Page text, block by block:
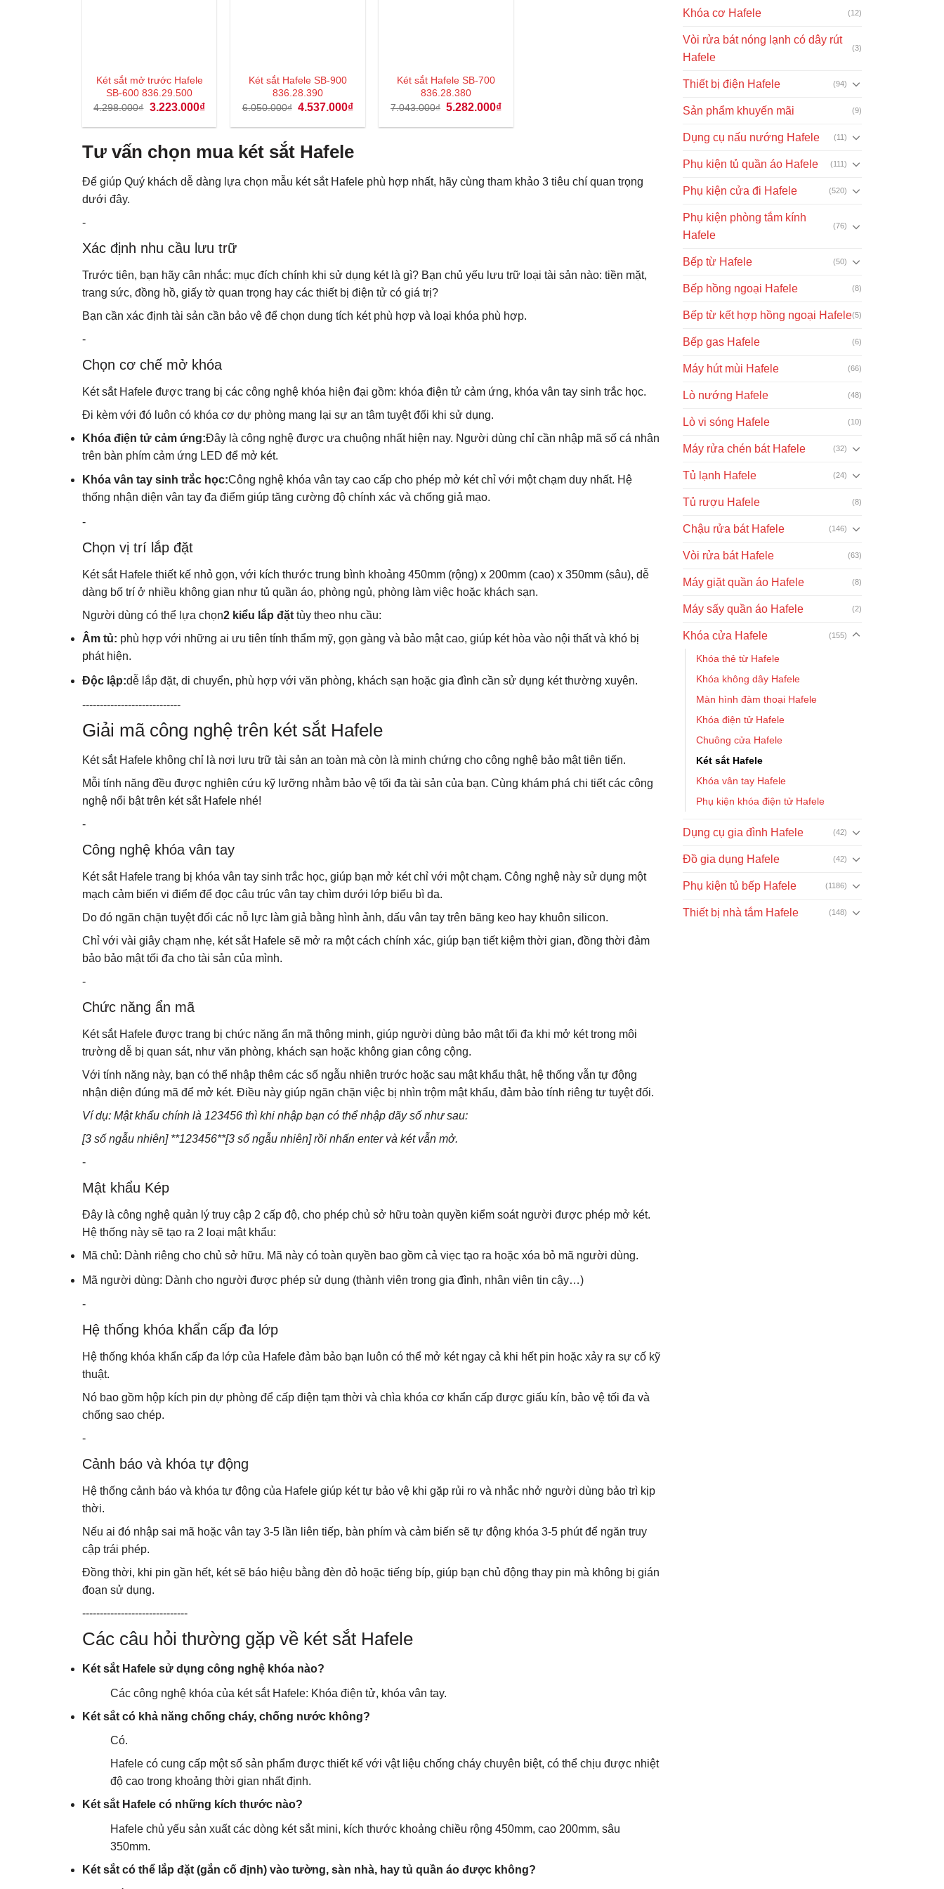
Két sắt mở trước Hafele
SB-600 836.29.500
4.298.000₫ Giá
là:
3.223.000₫Giá
tại
3.223.000₫.
Két sắt Hafele SB-900
836.28.390
6.050.000₫ Giá
là:
4.537.000₫Giá
tại
Két sắt Hafele SB-700
836.28.380
7.043.000₫ Giá
là:
5.282.000₫Giá
tại
Tư vấn chọn mua két sắt Hafele
Để giúp Quý khách dễ dàng lựa chọn mẫu két sắt Hafele phù hợp nhất, hãy cùng tham khảo 3 tiêu chí quan trọng
dưới đây.
-
Xác định nhu cầu lưu trữ
Trước tiên, bạn hãy cân nhắc: mục đích chính khi sử dụng két là gì? Bạn chủ yếu lưu trữ loại tài sản nào: tiền mặt,
trang sức, đồng hồ, giấy tờ quan trọng hay các thiết bị điện tử có giá trị?
Bạn cần xác định tài sản cần bảo vệ để chọn dung tích két phù hợp và loại khóa phù hợp.
-
Chọn cơ chế mở khóa
Két sắt Hafele được trang bị các công nghệ khóa hiện đại gồm: khóa điện tử cảm ứng, khóa vân tay sinh trắc học.
Đi kèm với đó luôn có khóa cơ dự phòng mang lại sự an tâm tuyệt đối khi sử dụng.
Khóa điện tử cảm ứng:Đây là công nghệ được ưa chuộng nhất hiện nay. Người dùng chỉ cần nhập mã số cá nhân
trên bàn phím cảm ứng LED để mở két.
Khóa vân tay sinh trắc học:Công nghệ khóa vân tay cao cấp cho phép mở két chỉ với một chạm duy nhất. Hệ
thống nhận diện vân tay đa điểm giúp tăng cường độ chính xác và chống giả mạo.
-
Chọn vị trí lắp đặt
Két sắt Hafele thiết kế nhỏ gọn, với kích thước trung bình khoảng 450mm (rộng) x 200mm (cao) x 350mm (sâu), dễ
dàng bố trí ở nhiều không gian như tủ quần áo, phòng ngủ, phòng làm việc hoặc khách sạn.
Người dùng có thể lựa chọn2 kiểu lắp đặt tùy theo nhu cầu:
Âm tủ: phù hợp với những ai ưu tiên tính thẩm mỹ, gọn gàng và bảo mật cao, giúp két hòa vào nội thất và khó bị
phát hiện.
Độc lập:dễ lắp đặt, di chuyển, phù hợp với văn phòng, khách sạn hoặc gia đình cần sử dụng két thường xuyên.
----------------------------
Giải mã công nghệ trên két sắt Hafele
Két sắt Hafele không chỉ là nơi lưu trữ tài sản an toàn mà còn là minh chứng cho công nghệ bảo mật tiên tiến.
Mỗi tính năng đều được nghiên cứu kỹ lưỡng nhằm bảo vệ tối đa tài sản của bạn. Cùng khám phá chi tiết các công
nghệ nổi bật trên két sắt Hafele nhé!
-
Công nghệ khóa vân tay
Két sắt Hafele trang bị khóa vân tay sinh trắc học, giúp bạn mở két chỉ với một chạm. Công nghệ này sử dụng một
mạch cảm biến vi điểm để đọc câu trúc vân tay chìm dưới lớp biểu bì da.
Do đó ngăn chặn tuyệt đối các nỗ lực làm giả bằng hình ảnh, dấu vân tay trên băng keo hay khuôn silicon.
Chỉ với vài giây chạm nhẹ, két sắt Hafele sẽ mở ra một cách chính xác, giúp bạn tiết kiệm thời gian, đồng thời đảm
bảo bảo mật tối đa cho tài sản của mình.
-
Chức năng ẩn mã
Két sắt Hafele được trang bị chức năng ẩn mã thông minh, giúp người dùng bảo mật tối đa khi mở két trong môi
trường dễ bị quan sát, như văn phòng, khách sạn hoặc không gian công cộng.
Với tính năng này, bạn có thể nhập thêm các số ngẫu nhiên trước hoặc sau mật khẩu thật, hệ thống vẫn tự động
nhận diện đúng mã để mở két. Điều này giúp ngăn chặn việc bị nhìn trộm mật khẩu, đảm bảo tính riêng tư tuyệt đối.
Ví dụ: Mật khẩu chính là 123456 thì khi nhập bạn có thể nhập dãy số như sau:
[3 số ngẫu nhiên] **123456**[3 số ngẫu nhiên] rồi nhấn enter và két vẫn mở.
-
Mật khẩu Kép
Đây là công nghệ quản lý truy cập 2 cấp độ, cho phép chủ sở hữu toàn quyền kiểm soát người được phép mở két.
Hệ thống này sẽ tạo ra 2 loại mật khẩu:
Mã chủ: Dành riêng cho chủ sở hữu. Mã này có toàn quyền bao gồm cả viẹc tạo ra hoặc xóa bỏ mã người dùng.
Mã người dùng: Dành cho người được phép sử dụng (thành viên trong gia đình, nhân viên tin cậy…)
-
Hệ thống khóa khẩn cấp đa lớp
Hệ thống khóa khẩn cấp đa lớp của Hafele đảm bảo bạn luôn có thể mở két ngay cả khi hết pin hoặc xảy ra sự cố kỹ
thuật.
Nó bao gồm hộp kích pin dự phòng để cấp điện tạm thời và chìa khóa cơ khẩn cấp được giấu kín, bảo vệ tối đa và
chống sao chép.
-
Cảnh báo và khóa tự động
Hệ thống cảnh báo và khóa tự động của Hafele giúp két tự bảo vệ khi gặp rủi ro và nhắc nhở người dùng bảo trì kịp
thời.
Nếu ai đó nhập sai mã hoặc vân tay 3-5 lần liên tiếp, bàn phím và cảm biến sẽ tự động khóa 3-5 phút để ngăn truy
cập trái phép.
Đồng thời, khi pin gần hết, két sẽ báo hiệu bằng đèn đỏ hoặc tiếng bíp, giúp bạn chủ động thay pin mà không bị gián
đoạn sử dụng.
------------------------------
Các câu hỏi thường gặp về két sắt Hafele
Két sắt Hafele sử dụng công nghệ khóa nào?
Các công nghệ khóa của két sắt Hafele: Khóa điện tử, khóa vân tay.
Két sắt có khả năng chống cháy, chống nước không?
Có.
Hafele có cung cấp một số sản phẩm được thiết kế với vật liệu chống cháy chuyên biệt, có thể chịu được nhiệt
độ cao trong khoảng thời gian nhất định.
Két sắt Hafele có những kích thước nào?
Hafele chủ yếu sản xuất các dòng két sắt mini, kích thước khoảng chiều rộng 450mm, cao 200mm, sâu
350mm.
Két sắt có thể lắp đặt (gắn cố định) vào tường, sàn nhà, hay tủ quần áo được không?
Khóa cơ Hafele (12)
Vòi rửa bát nóng lạnh có dây rút
Hafele
(3)
Thiết bị điện Hafele (94)
Sản phẩm khuyến mãi (9)
Dụng cụ nấu nướng Hafele (11)
Phụ kiện tủ quần áo Hafele (111)
Phụ kiện cửa đi Hafele (520)
Phụ kiện phòng tắm kính
Hafele
(76)
Bếp từ Hafele (50)
Bếp hồng ngoại Hafele (8)
Bếp từ kết hợp hồng ngoại Hafele(5)
Bếp gas Hafele (6)
Máy hút mùi Hafele (66)
Lò nướng Hafele (48)
Lò vi sóng Hafele (10)
Máy rửa chén bát Hafele (32)
Tủ lạnh Hafele (24)
Tủ rượu Hafele (8)
Chậu rửa bát Hafele (146)
Vòi rửa bát Hafele (63)
Máy giặt quần áo Hafele (8)
Máy sấy quần áo Hafele (2)
Khóa cửa Hafele (155)
Khóa thẻ từ Hafele
Khóa không dây Hafele
Màn hình đàm thoại Hafele
Khóa điện tử Hafele
Chuông cửa Hafele
Két sắt Hafele
Khóa vân tay Hafele
Phụ kiện khóa điện tử Hafele
Dụng cụ gia đình Hafele (42)
Đồ gia dụng Hafele (42)
Phụ kiện tủ bếp Hafele (1186)
Thiết bị nhà tắm Hafele (148)